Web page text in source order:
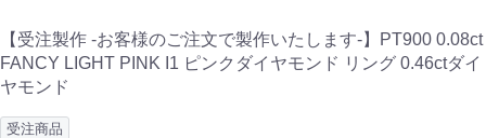
【受注製作 -お客様のご注文で製作いたします-】PT900 0.08ct
FANCY LIGHT PINK I1 ピンクダイヤモンド リング 0.46ctダイ
ヤモンド
受注商品